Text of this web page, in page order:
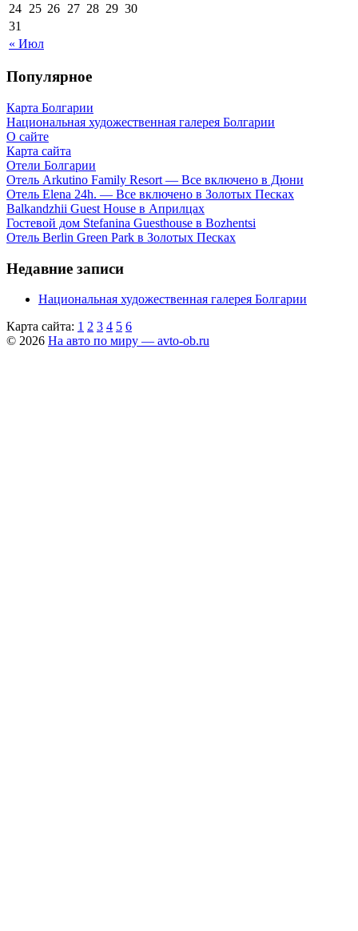
« Июл
24 25 26 27 28 29 30
31
Популярное
Карта Болгарии
Национальная художественная галерея Болгарии
О сайте
Карта сайта
Отели Болгарии
Отель Arkutino Family Resort — Все включено в Дюни
Отель Elena 24h. — Все включено в Золотых Песках
Balkandzhii Guest House в Априлцах
Гостевой дом Stefanina Guesthouse в Bozhentsi
Отель Berlin Green Park в Золотых Песках
Недавние записи
Национальная художественная галерея Болгарии
Карта сайта: 1 2 3 4 5 6
© 2026 На авто по миру — avto-ob.ru